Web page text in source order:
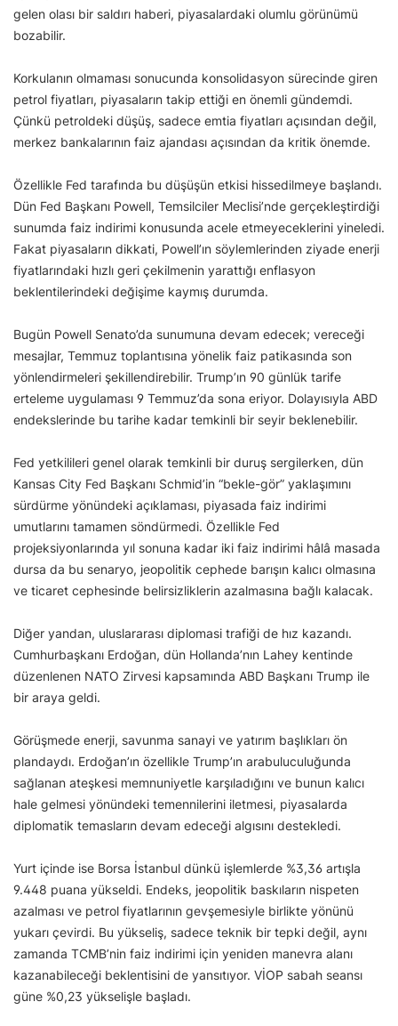
gelen olası bir saldırı haberi, piyasalardaki olumlu görünümü
bozabilir.
Korkulanın olmaması sonucunda konsolidasyon sürecinde giren
petrol fiyatları, piyasaların takip ettiği en önemli gündemdi.
Çünkü petroldeki düşüş, sadece emtia fiyatları açısından değil,
merkez bankalarının faiz ajandası açısından da kritik önemde.
Özellikle Fed tarafında bu düşüşün etkisi hissedilmeye başlandı.
Dün Fed Başkanı Powell, Temsilciler Meclisi’nde gerçekleştirdiği
sunumda faiz indirimi konusunda acele etmeyeceklerini yineledi.
Fakat piyasaların dikkati, Powell’ın söylemlerinden ziyade enerji
fiyatlarındaki hızlı geri çekilmenin yarattığı enflasyon
beklentilerindeki değişime kaymış durumda.
Bugün Powell Senato’da sunumuna devam edecek; vereceği
mesajlar, Temmuz toplantısına yönelik faiz patikasında son
yönlendirmeleri şekillendirebilir. Trump’ın 90 günlük tarife
erteleme uygulaması 9 Temmuz’da sona eriyor. Dolayısıyla ABD
endekslerinde bu tarihe kadar temkinli bir seyir beklenebilir.
Fed yetkilileri genel olarak temkinli bir duruş sergilerken, dün
Kansas City Fed Başkanı Schmid’in “bekle-gör” yaklaşımını
sürdürme yönündeki açıklaması, piyasada faiz indirimi
umutlarını tamamen söndürmedi. Özellikle Fed
projeksiyonlarında yıl sonuna kadar iki faiz indirimi hâlâ masada
dursa da bu senaryo, jeopolitik cephede barışın kalıcı olmasına
ve ticaret cephesinde belirsizliklerin azalmasına bağlı kalacak.
Diğer yandan, uluslararası diplomasi trafiği de hız kazandı.
Cumhurbaşkanı Erdoğan, dün Hollanda’nın Lahey kentinde
düzenlenen NATO Zirvesi kapsamında ABD Başkanı Trump ile
bir araya geldi.
Görüşmede enerji, savunma sanayi ve yatırım başlıkları ön
plandaydı. Erdoğan’ın özellikle Trump’ın arabuluculuğunda
sağlanan ateşkesi memnuniyetle karşıladığını ve bunun kalıcı
hale gelmesi yönündeki temennilerini iletmesi, piyasalarda
diplomatik temasların devam edeceği algısını destekledi.
Yurt içinde ise Borsa İstanbul dünkü işlemlerde %3,36 artışla
9.448 puana yükseldi. Endeks, jeopolitik baskıların nispeten
azalması ve petrol fiyatlarının gevşemesiyle birlikte yönünü
yukarı çevirdi. Bu yükseliş, sadece teknik bir tepki değil, aynı
zamanda TCMB’nin faiz indirimi için yeniden manevra alanı
kazanabileceği beklentisini de yansıtıyor. VİOP sabah seansı
güne %0,23 yükselişle başladı.